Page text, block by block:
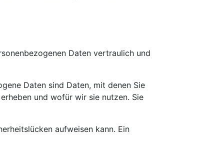
Daten vertraulich und
Daten sind Daten, mit denen Sie
und wofür wir sie nutzen. Sie
aufweisen kann. Ein